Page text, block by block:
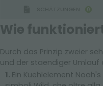
0
Wie
Durch das Prinzip zweier
und der staendiger Umlauf
Ein Kuehlelement